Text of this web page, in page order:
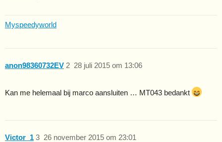
Myspeedyworld
anon98360732EV 28 juli 2015 om 13:06
2
Kan me helemaal bij marco aansluiten … MT043 bedankt
Victor_1 26 november 2015 om 23:01
3